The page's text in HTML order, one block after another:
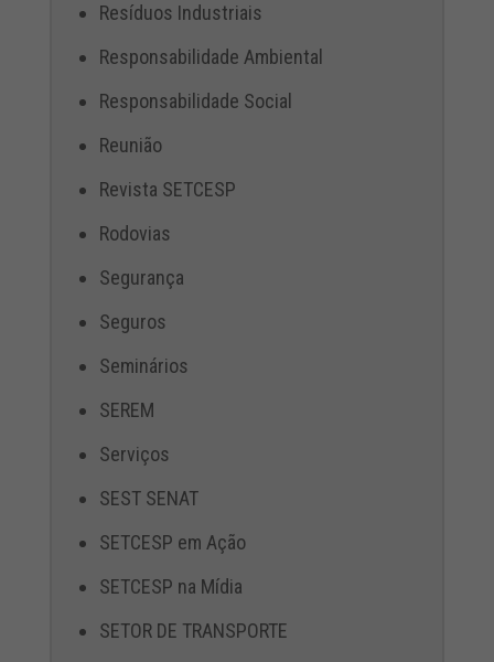
Resíduos Industriais
Responsabilidade Ambiental
Responsabilidade Social
Reunião
Revista SETCESP
Rodovias
Segurança
Seguros
Seminários
SEREM
Serviços
SEST SENAT
SETCESP em Ação
SETCESP na Mídia
SETOR DE TRANSPORTE